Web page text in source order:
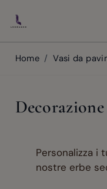
Home / Vasi da
Personalizza i
nostre erbe